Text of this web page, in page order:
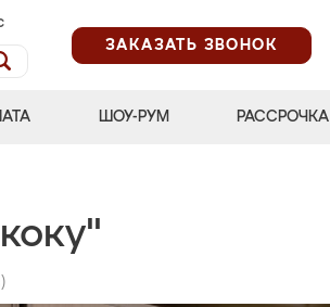
ЗАКАЗАТЬ ЗВОНОК
ШОУ-РУМ РАССРОЧКА